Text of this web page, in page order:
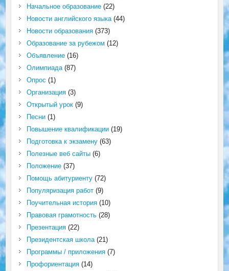
Начальное образование(22)
Новости английского языка(44)
Новости образования(373)
Образование за рубежом (12)
Объявление(16)
Олимпиада(87)
Опрос (1)
Организация(3)
Открытый урок(9)
Песни(1)
Повышение квалификации(19)
Подготовка к экзамену(63)
Полезные веб сайты(6)
Положение(37)
Помощь абитуриенту(72)
Популяризация работ(9)
Поучительная история(10)
Правовая грамотность(28)
Презентация(22)
Президентская школа(21)
Программы / приложения(7)
Профориентация(14)